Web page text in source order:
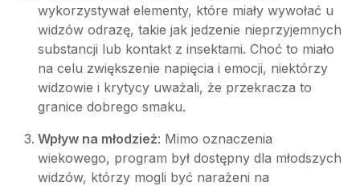
wykorzystywał elementy, które miały wywołać u
widzów odrazę, takie jak jedzenie nieprzyjemnych
substancji lub kontakt z insektami. Choć to miało
na celu zwiększenie napięcia i emocji, niektórzy
widzowie i krytycy uważali, że przekracza to
granice dobrego smaku.
Wpływ na młodzież: Mimo oznaczenia
wiekowego, program był dostępny dla młodszych
widzów, którzy mogli być narażeni na